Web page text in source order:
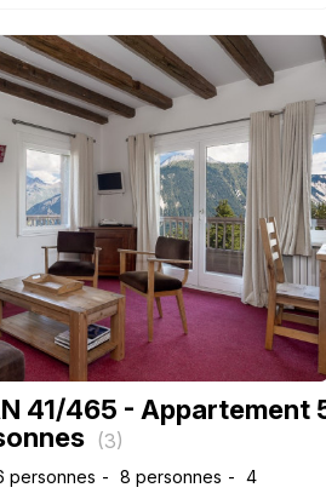
41/465 - Appartement
(3)
personnes 8 personnes
4